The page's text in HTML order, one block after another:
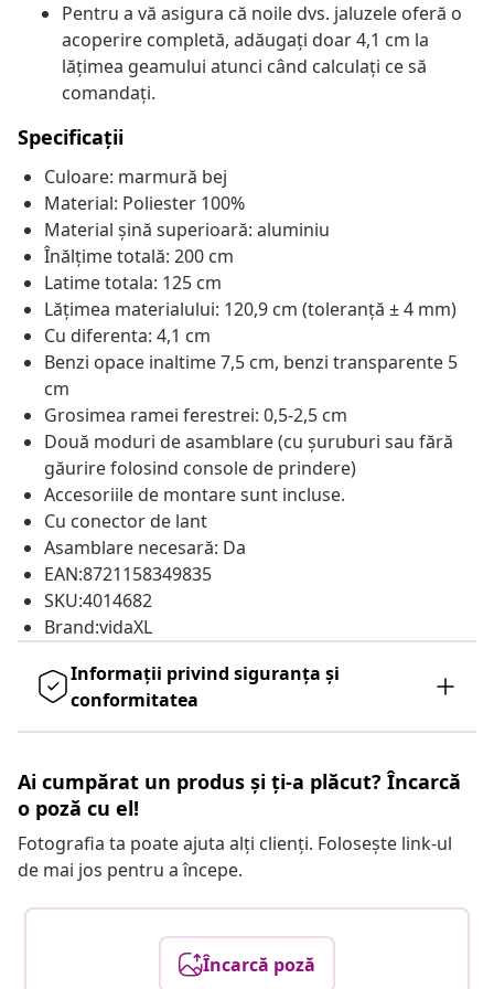
Pentru a vă asigura că noile dvs. jaluzele oferă o
acoperire completă, adăugați doar 4,1 cm la
lățimea geamului atunci când calculați ce să
comandați.
Specificații
Culoare: marmură bej
Material: Poliester 100%
Material șină superioară: aluminiu
Înălțime totală: 200 cm
Latime totala: 125 cm
Lățimea materialului: 120,9 cm (toleranță ± 4 mm)
Cu diferenta: 4,1 cm
Benzi opace inaltime 7,5 cm, benzi transparente 5
cm
Grosimea ramei ferestrei: 0,5-2,5 cm
Două moduri de asamblare (cu șuruburi sau fără
găurire folosind console de prindere)
Accesoriile de montare sunt incluse.
Cu conector de lant
Asamblare necesară: Da
EAN:8721158349835
SKU:4014682
Brand:vidaXL
Informații privind siguranța și
conformitatea
Ai cumpărat un produs și ți-a plăcut? Încarcă
o poză cu el!
Fotografia ta poate ajuta alți clienți. Folosește link-ul
de mai jos pentru a începe.
Încarcă poză